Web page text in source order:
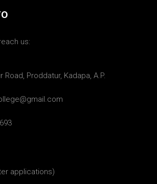
us:
Road, Proddatur, Kadapa, A.P.
applications)